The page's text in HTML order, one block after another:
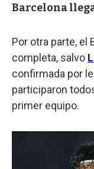
Barcelona
Por otra parte, el
completa, salvo
confirmada por
participaron
primer equipo.